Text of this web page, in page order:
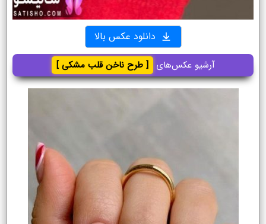
دانلود عکس بالا
آرشیو عکس‌های [ طرح ناخن قلب مشکی ]